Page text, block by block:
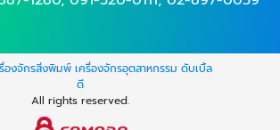
องจักรสิ่งพิมพ์ เครื่องจักรอุตสาหกรรม ดับเบิ้ล
ดี
All rights reserved.